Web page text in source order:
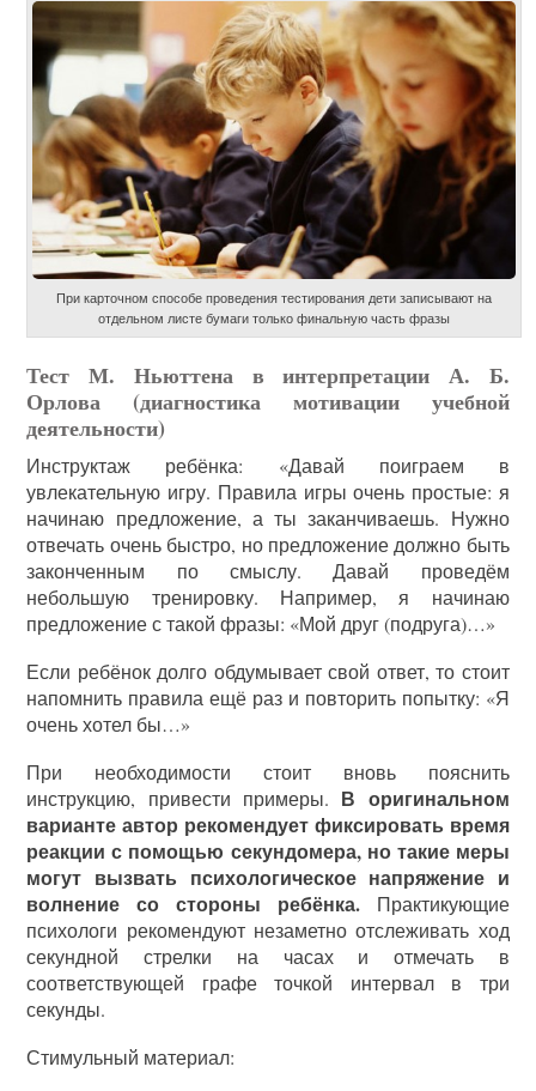
При карточном способе проведения тестирования дети записывают на
отдельном листе бумаги только финальную часть фразы
Тест М. Ньюттена в интерпретации А. Б.
Орлова (диагностика мотивации учебной
деятельности)
Инструктаж ребёнка: «Давай поиграем в
увлекательную игру. Правила игры очень простые: я
начинаю предложение, а ты заканчиваешь. Нужно
отвечать очень быстро, но предложение должно быть
законченным по смыслу. Давай проведём
небольшую тренировку. Например, я начинаю
предложение с такой фразы: «Мой друг (подруга)…»
Если ребёнок долго обдумывает свой ответ, то стоит
напомнить правила ещё раз и повторить попытку: «Я
очень хотел бы…»
При необходимости стоит вновь пояснить
инструкцию, привести примеры. В оригинальном
варианте автор рекомендует фиксировать время
реакции с помощью секундомера, но такие меры
могут вызвать психологическое напряжение и
волнение со стороны ребёнка.Практикующие
психологи рекомендуют незаметно отслеживать ход
секундной стрелки на часах и отмечать в
соответствующей графе точкой интервал в три
секунды.
Стимульный материал: